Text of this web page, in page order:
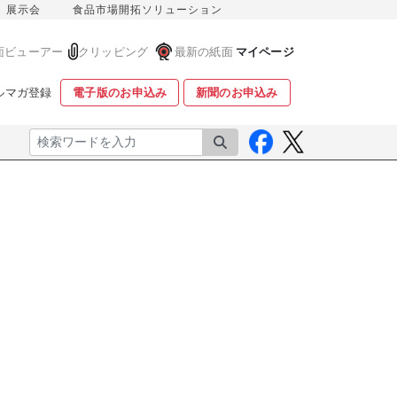
展示会 食品市場開拓ソリューション
ビューアー クリッピング 最新の紙面 マイページ
マガ登録 電子版のお申込み 新聞のお申込み
検索